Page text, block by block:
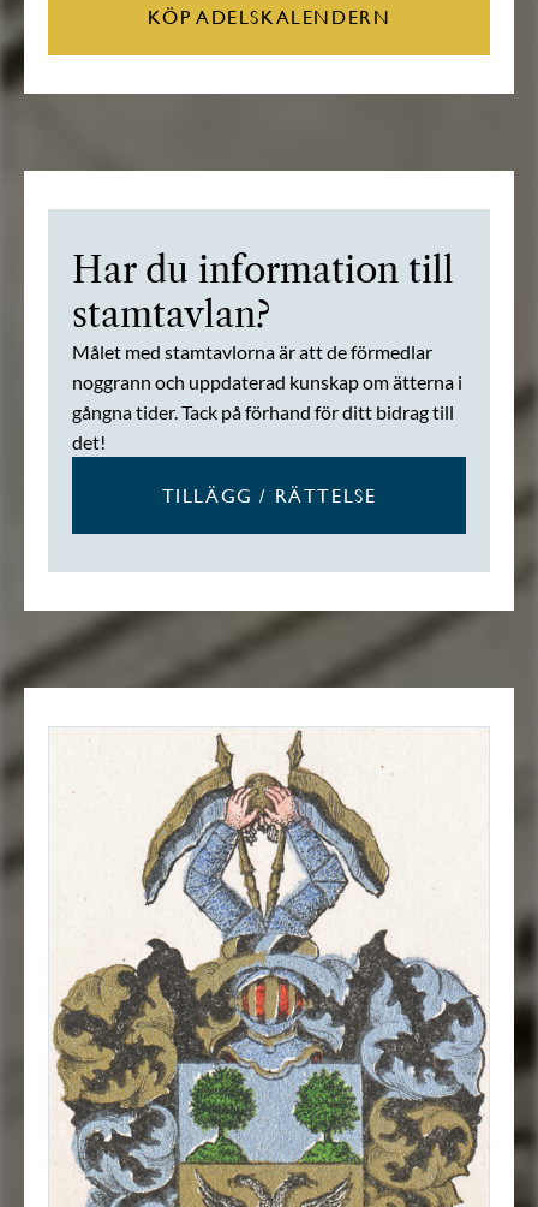
KÖP ADELSKALENDERN
Har du information till
stamtavlan?
Målet med stamtavlorna är att de förmedlar
noggrann och uppdaterad kunskap om ätterna i
gångna tider. Tack på förhand för ditt bidrag till
det!
TILLÄGG / RÄTTELSE